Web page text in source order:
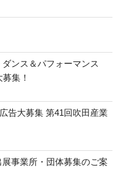
ンス＆パフォーマンス
集！
告大募集 第41回吹田産業
事業所・団体募集のご案